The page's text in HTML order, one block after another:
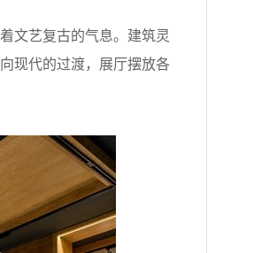
文艺复古的气息。建筑灵
现代的过渡，展厅摆放各